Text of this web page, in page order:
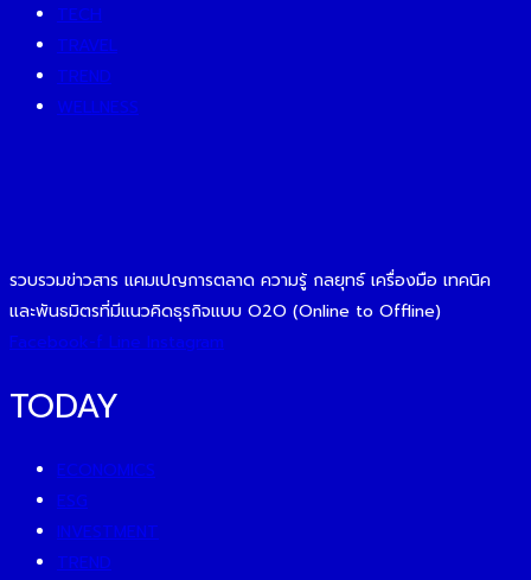
TECH
TRAVEL
TREND
WELLNESS
รวบรวมข่าวสาร แคมเปญการตลาด ความรู้ กลยุทธ์ เครื่องมือ เทคนิค
และพันธมิตรที่มีแนวคิดธุรกิจแบบ O2O (Online to Offline)
Facebook-f Line Instagram
TODAY
ECONOMICS
ESG
INVESTMENT
TREND